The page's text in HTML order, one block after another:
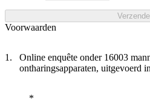
Voorwaarden
Online enquête onder 16003
ontharingsapparaten, uitgevoerd